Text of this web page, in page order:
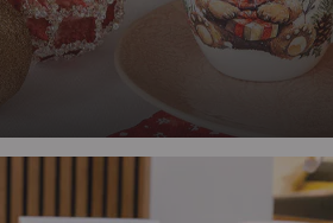
où un ours en peluche tenant un
un sentiment de nostalgie